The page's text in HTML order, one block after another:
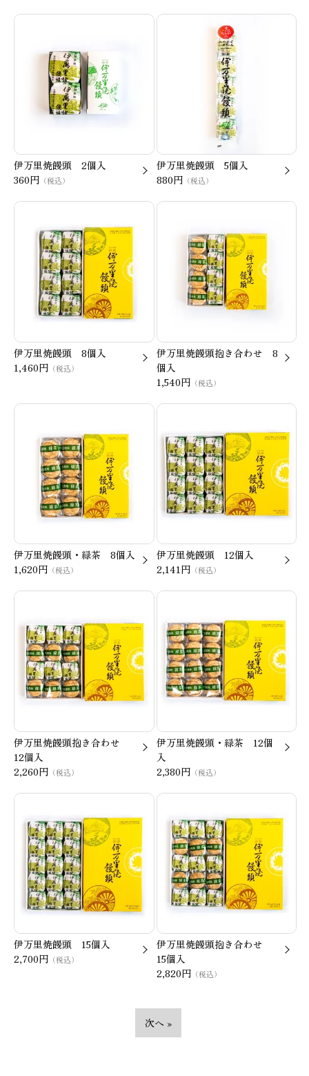
伊万里焼饅頭 2個入
360円 （税込）
伊万里焼饅頭 5個入
880円（税込）
伊万里焼饅頭 8個入
1,460円 （税込）
伊万里焼饅頭抱き合わせ 8
個入
1,540円（税込）
伊万里焼饅頭・緑茶 8個入
1,620円 （税込）
伊万里焼饅頭 12個入
2,141円（税込）
伊万里焼饅頭抱き合わせ
12個入
2,260円 （税込）
伊万里焼饅頭・緑茶 12個
入
2,380円（税込）
伊万里焼饅頭 15個入
2,700円 （税込）
伊万里焼饅頭抱き合わせ
15個入
2,820円（税込）
次へ »